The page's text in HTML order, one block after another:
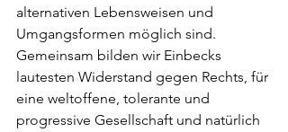
alternativen Lebensweisen und
Umgangsformen möglich sind.
Gemeinsam bilden wir Einbecks
lautesten Widerstand gegen Rechts, für
eine weltoffene, tolerante und
progressive Gesellschaft und natürlich